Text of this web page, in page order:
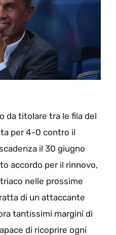
da titolare tra le fila del
per 4-0 contro il
il 30 giugno
accordo per il rinnovo,
nelle prossime
di un attaccante
tantissimi margini di
di ricoprire ogni